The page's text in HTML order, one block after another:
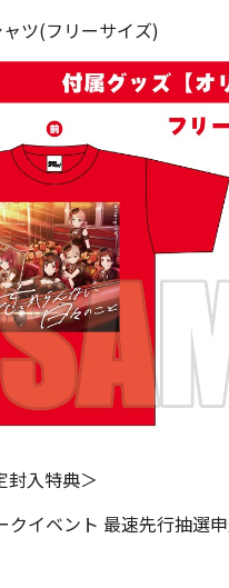
ツ(フリーサイズ)
封入特典＞
クイベント 最速先行抽選